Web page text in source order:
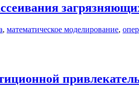
, математическое моделирование,